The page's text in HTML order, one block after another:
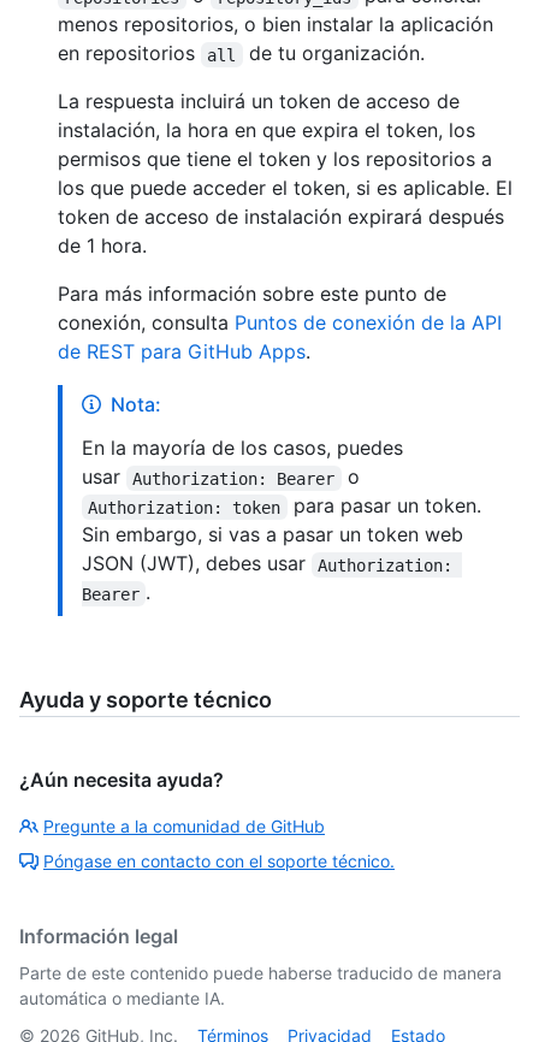
menos repositorios, o bien instalar la aplicación
en repositorios
all
de tu organización.
La respuesta incluirá un token de acceso de
instalación, la hora en que expira el token, los
permisos que tiene el token y los repositorios a
los que puede acceder el token, si es aplicable. El
token de acceso de instalación expirará después
de 1 hora.
Para más información sobre este punto de
conexión, consulta Puntos de conexión de la API
de REST para GitHub Apps.
Nota:
En la mayoría de los casos, puedes
usar
Authorization: Bearer o
Authorization: token
para pasar un token.
Sin embargo, si vas a pasar un token web
JSON (JWT), debes usar
Authorization:
Bearer .
Ayuda y soporte técnico
¿Aún necesita ayuda?
Pregunte a la comunidad de GitHub
Póngase en contacto con el soporte técnico.
Información legal
Parte de este contenido puede haberse traducido de manera
automática o mediante IA.
© 2026 GitHub, Inc. Términos Privacidad Estado